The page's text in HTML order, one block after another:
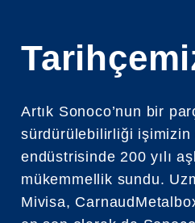
Artık Sonoco’nun bir
sürdürülebilirliği işimizin
endüstrisinde 200 yılı
mükemmellik sundu.
Mivisa,